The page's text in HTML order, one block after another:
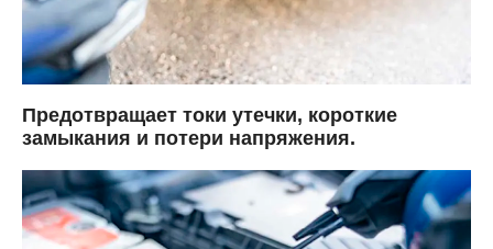
Предотвращает токи утечки, короткие
замыкания и потери напряжения.